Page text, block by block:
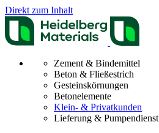
Direkt zum Inhalt
Zement & Bindemittel
Beton & Fließestrich
Gesteinskörnungen
Betonelemente
Klein- & Privatkunden
Lieferung & Pumpendienst